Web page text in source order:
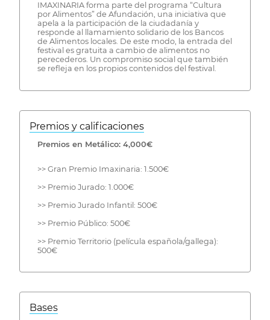
IMAXINARIA forma parte del programa “Cultura
por Alimentos” de Afundación, una iniciativa que
apela a la participación de la ciudadanía y
responde al llamamiento solidario de los Bancos
de Alimentos locales. De este modo, la entrada del
festival es gratuita a cambio de alimentos no
perecederos. Un compromiso social que también
se refleja en los propios contenidos del festival.
Premios y calificaciones
Premios en Metálico: 4,000€
>> Gran Premio Imaxinaria: 1.500€
>> Premio Jurado: 1.000€
>> Premio Jurado Infantil: 500€
>> Premio Público: 500€
>> Premio Territorio (película española/gallega):
500€
Bases